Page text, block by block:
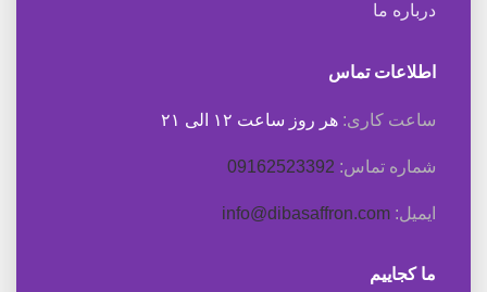
درباره ما
اطلاعات تماس
ساعت کاری: هر روز ساعت ۱۲ الی ۲۱
شماره تماس: 09162523392
ایمیل: info@dibasaffron.com
ما کجاییم